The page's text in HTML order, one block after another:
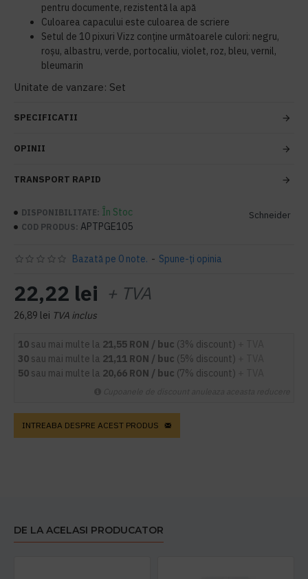
pentru documente, rezistentă la apă
Culoarea capacului este culoarea de scriere
Setul de 10 pixuri Vizz conține următoarele culori: negru,
roșu, albastru, verde, portocaliu, violet, roz, bleu, vernil,
bleumarin
Unitate de vanzare: Set
SPECIFICATII
OPINII
TRANSPORT RAPID
DISPONIBILITATE: În Stoc
COD PRODUS: APTPGE105
Schneider
Bazată pe 0 note. - Spune-ţi opinia
22,22 lei + TVA
26,89 lei TVA inclus
10 sau mai multe la 21,55 RON / buc (3% discount)
30 sau mai multe la 21,11 RON / buc (5% discount)
50 sau mai multe la 20,66 RON / buc (7% discount)
INTREABA DESPRE ACEST PRODUS
DE LA ACELASI PRODUCATOR